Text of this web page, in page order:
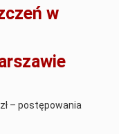
w
– postępowania